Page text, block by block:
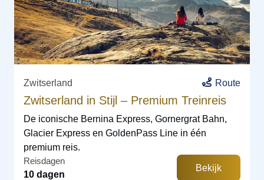
Zwitserland Route
Zwitserland in Stijl – Premium Treinreis
De iconische Bernina Express, Gornergrat Bahn,
Glacier Express en GoldenPass Line in één
premium reis.
Reisdagen
10 dagen
Bekijk